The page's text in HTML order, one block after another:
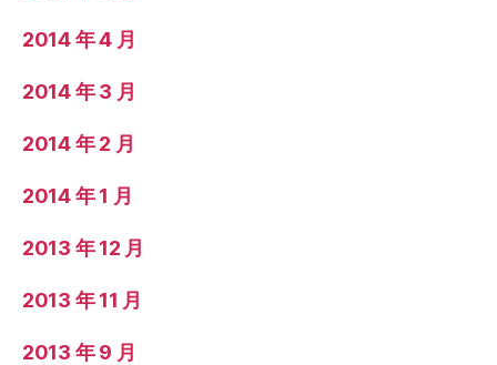
2014 年 4 月
2014 年 3 月
2014 年 2 月
2014 年 1 月
2013 年 12 月
2013 年 11 月
2013 年 9 月